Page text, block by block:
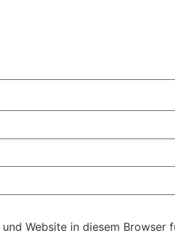
Website in diesem Browser